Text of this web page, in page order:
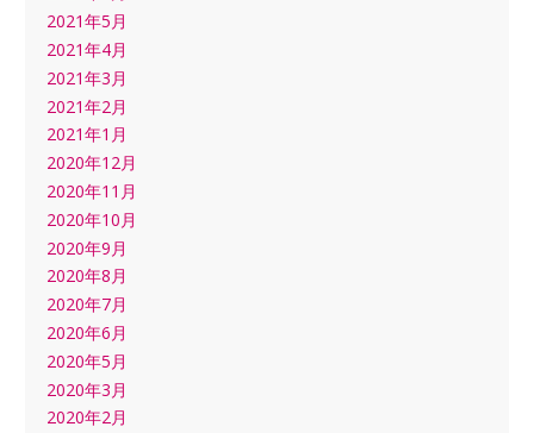
2021年5月
2021年4月
2021年3月
2021年2月
2021年1月
2020年12月
2020年11月
2020年10月
2020年9月
2020年8月
2020年7月
2020年6月
2020年5月
2020年3月
2020年2月